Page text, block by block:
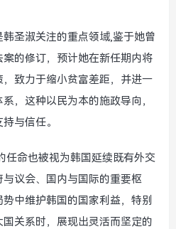
圣淑关注的重点领域,鉴于她曾
的修订，预计她在新任期内将
致力于缩小贫富差距，并进一
，这种以民为本的施政导向，
与信任。
任命也被视为韩国延续既有外交
议会、国内与国际的重要枢
中维护韩国的国家利益，特别
关系时，展现出灵活而坚定的